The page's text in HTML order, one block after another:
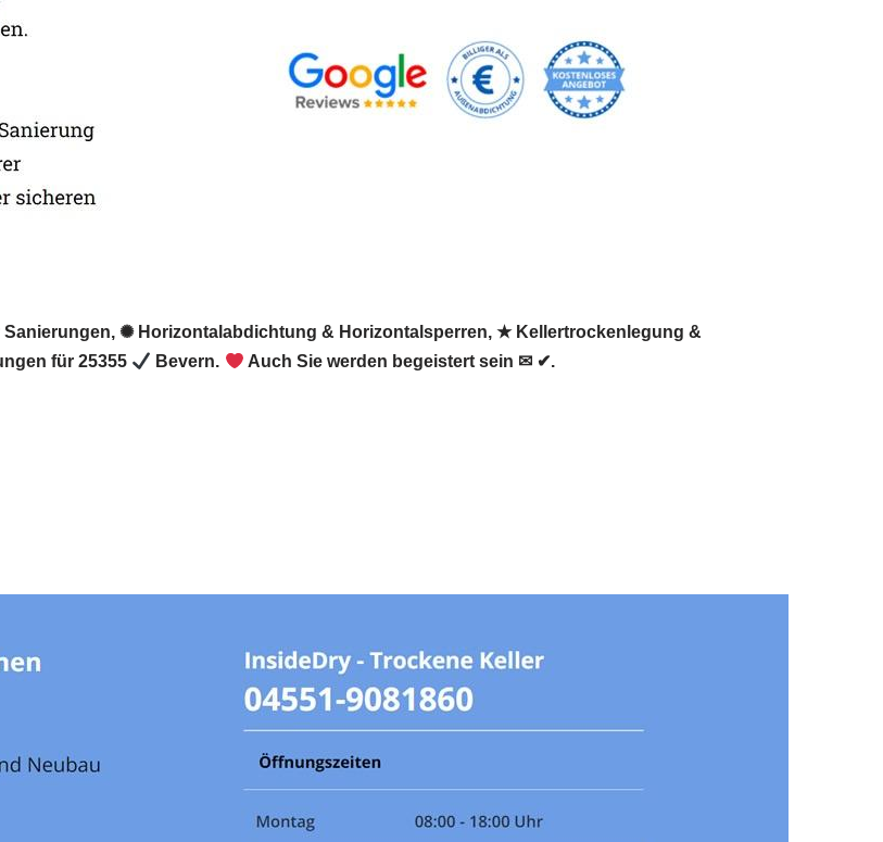
✺ Horizontalabdichtung & Horizontalsperren, ★ Kellertrockenlegung &
für 25355 Bevern. Auch Sie werden begeistert sein ✉ ✔.